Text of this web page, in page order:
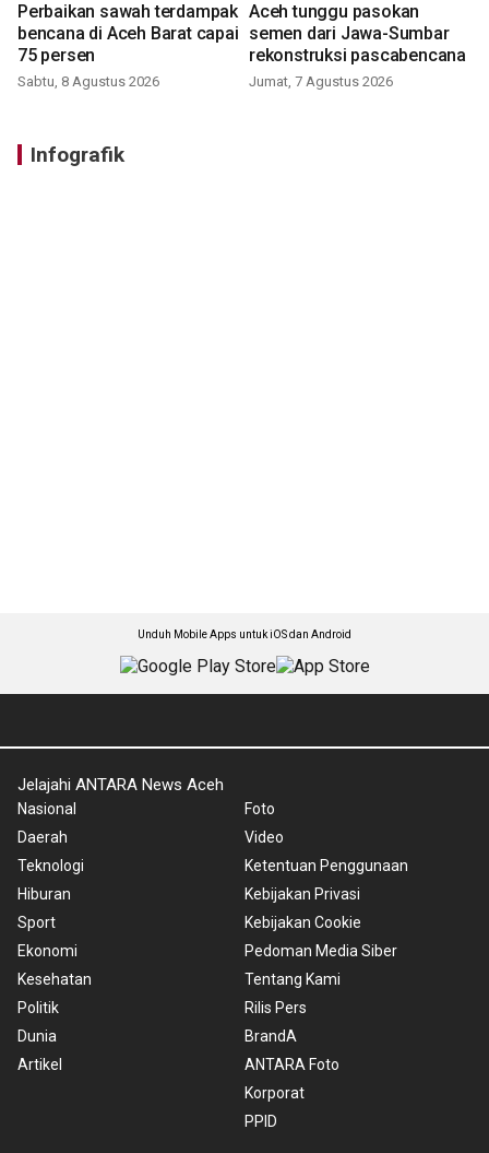
Perbaikan sawah terdampak
bencana di Aceh Barat capai
75 persen
Sabtu, 8 Agustus 2026
Aceh tunggu pasokan
semen dari Jawa-Sumbar
rekonstruksi pascabencana
Jumat, 7 Agustus 2026
Infografik
Unduh Mobile Apps untuk iOS dan Android
Jelajahi ANTARA News Aceh
Nasional
Daerah
Teknologi
Hiburan
Sport
Ekonomi
Kesehatan
Politik
Dunia
Artikel
Foto
Video
Ketentuan Penggunaan
Kebijakan Privasi
Kebijakan Cookie
Pedoman Media Siber
Tentang Kami
Rilis Pers
BrandA
ANTARA Foto
Korporat
PPID